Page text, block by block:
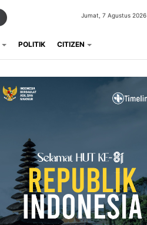
Jumat, 7 Agustus 2026
POLITIK CITIZEN